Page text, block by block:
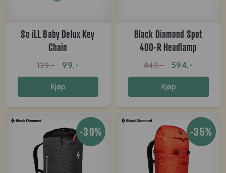
So iLL Baby Delux Key
Chain
129,- 99,-
Kjøp
Black Diamond Spot
400-R Headlamp
graphite
849,- 594,-
Kjøp
-30% -35%